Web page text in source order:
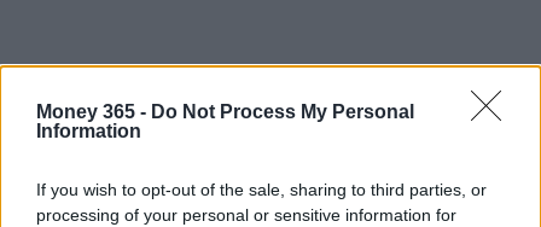
Money 365 - Do Not Process My Personal
Information
If you wish to opt-out of the sale, sharing to third parties, or
processing of your personal or sensitive information for
In conclusione, le forze dell’ordine invitano tutti a
non sentirsi in imbarazzo nel chiedere aiuto o nel
denunciare sospetti di truffa. Solo attraverso una
collaborazione attiva potremo arginare questa